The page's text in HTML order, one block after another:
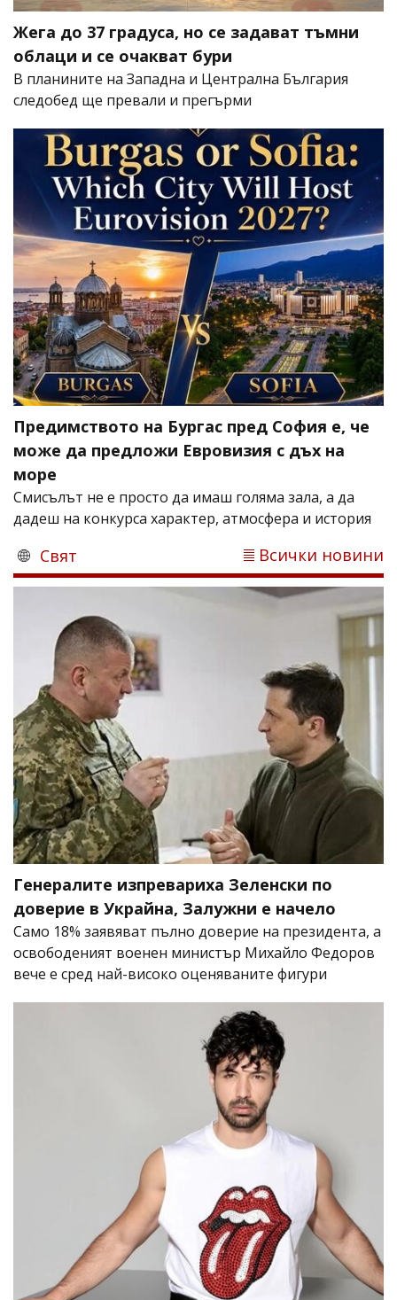
Жега до 37 градуса, но се задават тъмни
облаци и се очакват бури
В планините на Западна и Централна България
следобед ще превали и прегърми
Предимството на Бургас пред София е, че
може да предложи Евровизия с дъх на
море
Смисълът не е просто да имаш голяма зала, а да
дадеш на конкурса характер, атмосфера и история
Свят Всички новини
Генералите изпревариха Зеленски по
доверие в Украйна, Залужни е начело
Само 18% заявяват пълно доверие на президента, а
освободеният военен министър Михайло Федоров
вече е сред най-високо оценяваните фигури